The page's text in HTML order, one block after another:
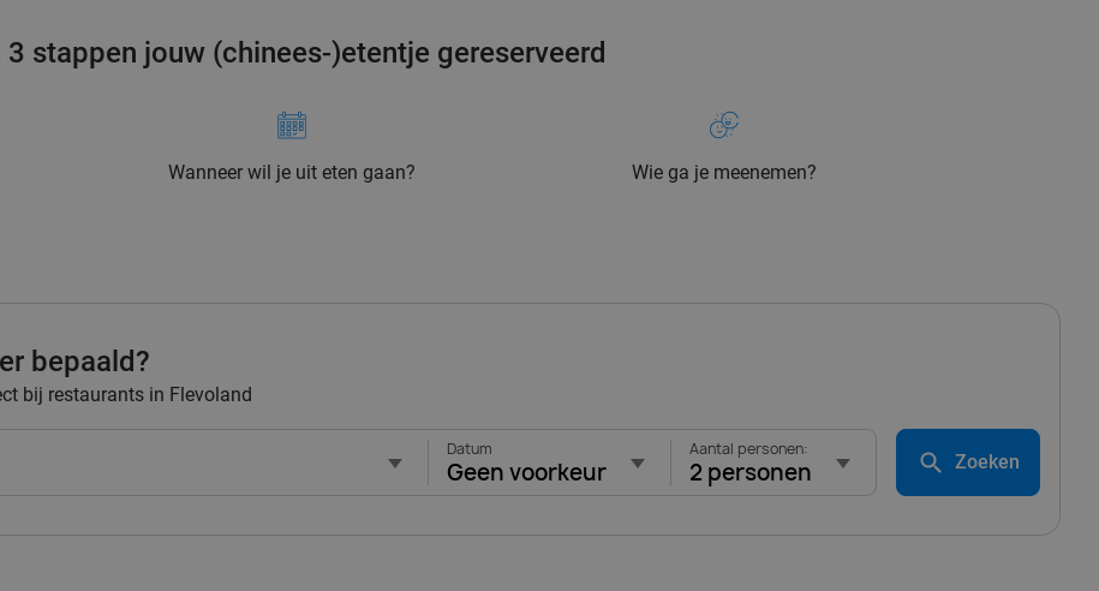
3 stappen jouw (chinees-)etentje gereserveerd
Wanneer wil je uit eten gaan? Wie ga je meenemen?
bepaald?
bij restaurants in Flevoland
Datum
Geen voorkeur
Aantal personen:
2 personen Zoeken